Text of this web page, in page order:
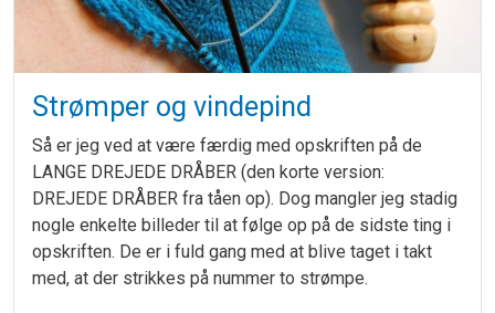
Strømper og vindepind
Så er jeg ved at være færdig med opskriften på de
LANGE DREJEDE DRÅBER (den korte version:
DREJEDE DRÅBER fra tåen op). Dog mangler jeg stadig
nogle enkelte billeder til at følge op på de sidste ting i
opskriften. De er i fuld gang med at blive taget i takt
med, at der strikkes på nummer to strømpe.